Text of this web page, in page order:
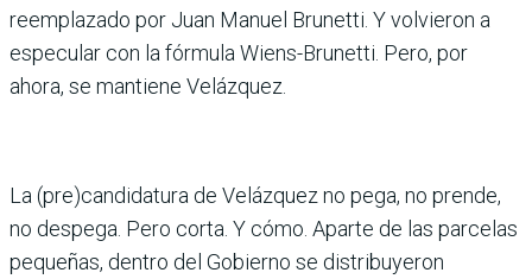
reemplazado por Juan Manuel Brunetti. Y volvieron a
especular con la fórmula Wiens-Brunetti. Pero, por
ahora, se mantiene Velázquez.
La (pre)candidatura de Velázquez no pega, no prende,
no despega. Pero corta. Y cómo. Aparte de las parcelas
pequeñas, dentro del Gobierno se distribu­yeron